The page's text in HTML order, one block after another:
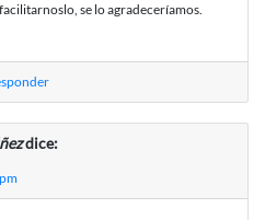
se lo agradeceríamos.
dice: